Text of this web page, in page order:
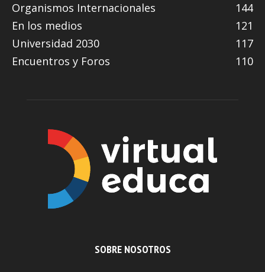
Organismos Internacionales
144
En los medios
121
Universidad 2030
117
Encuentros y Foros
110
SOBRE NOSOTROS